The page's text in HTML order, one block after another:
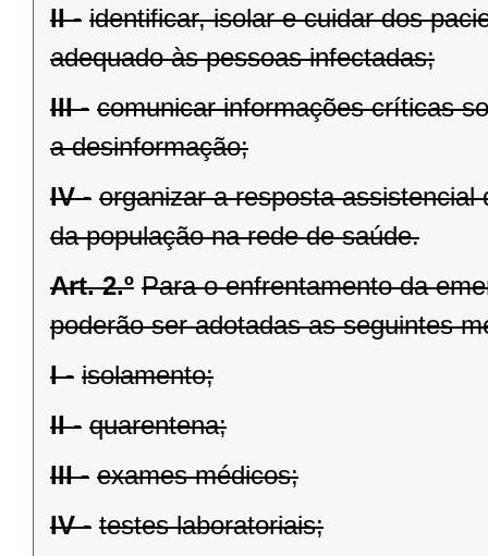
II - identificar, isolar e cuidar dos
adequado às pessoas infectadas;
III - comunicar informações críticas
a desinformação;
IV - organizar a resposta
da população na rede de saúde.
Art. 2.º Para o enfrentamento da
poderão ser adotadas as seguintes
I - isolamento;
II - quarentena;
III - exames médicos;
IV - testes laboratoriais;